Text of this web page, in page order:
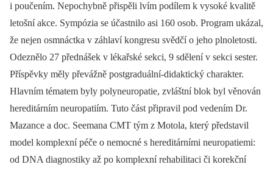
i poučením. Nepochybně přispěli lvím podílem k vysoké kvalitě
letošní akce. Sympózia se účastnilo asi 160 osob. Program ukázal,
že nejen osmnáctka v záhlaví kongresu svědčí o jeho plnoletosti.
Odeznělo 27 přednášek v lékařské sekci, 9 sdělení v sekci sester.
Příspěvky měly převážně postgraduální-didaktický charakter.
Hlavním tématem byly polyneuropatie, zvláštní blok byl věnován
hereditárním neuropatiím. Tuto část připravil pod vedením Dr.
Mazance a doc. Seemana CMT tým z Motola, který představil
model komplexní péče o nemocné s hereditárními neuropatiemi:
od DNA diagnostiky až po komplexní rehabilitaci či korekční